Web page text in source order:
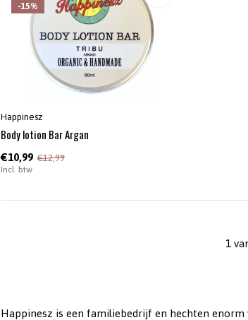
-15%
Happinesz
Body lotion Bar Argan
€10,99 €12,99
Incl. btw
1
Happinesz is een familiebedrijf en hechten